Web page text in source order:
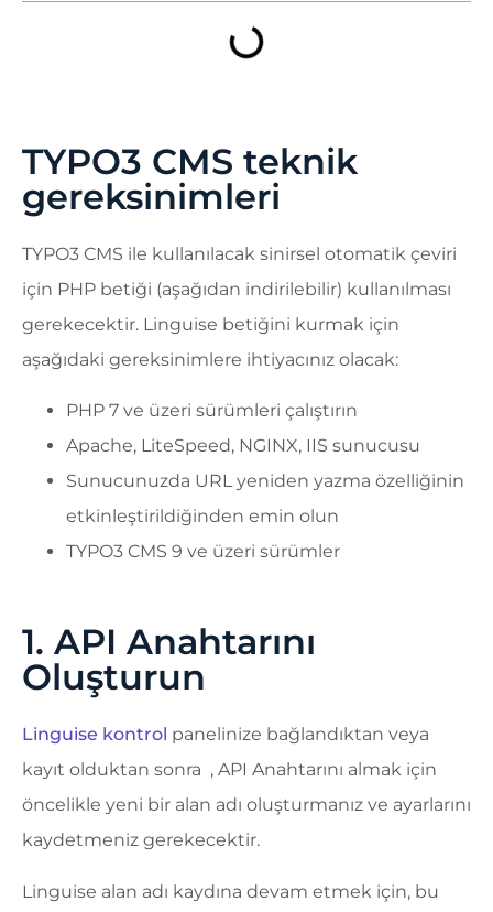
TYPO3 CMS teknik
gereksinimleri
TYPO3 CMS ile kullanılacak sinirsel otomatik çeviri
için PHP betiği (aşağıdan indirilebilir) kullanılması
gerekecektir. Linguise betiğini kurmak için
aşağıdaki gereksinimlere ihtiyacınız olacak:
PHP 7 ve üzeri sürümleri çalıştırın
Apache, LiteSpeed, NGINX, IIS sunucusu
Sunucunuzda URL yeniden yazma özelliğinin
etkinleştirildiğinden emin olun
TYPO3 CMS 9 ve üzeri sürümler
1. API Anahtarını
Oluşturun
Linguise kontrol panelinize bağlandıktan veya
kayıt olduktan sonra , API Anahtarını almak için
öncelikle yeni bir alan adı oluşturmanız ve ayarlarını
kaydetmeniz gerekecektir.
Linguise alan adı kaydına devam etmek için, bu